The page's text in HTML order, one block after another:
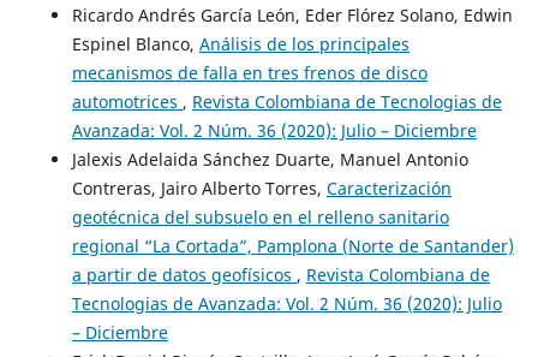
Ricardo Andrés García León, Eder Flórez Solano, Edwin
Espinel Blanco, Análisis de los principales
mecanismos de falla en tres frenos de disco
automotrices , Revista Colombiana de Tecnologias de
Avanzada: Vol. 2 Núm. 36 (2020): Julio – Diciembre
Jalexis Adelaida Sánchez Duarte, Manuel Antonio
Contreras, Jairo Alberto Torres, Caracterización
geotécnica del subsuelo en el relleno sanitario
regional “La Cortada”, Pamplona (Norte de Santander)
a partir de datos geofísicos , Revista Colombiana de
Tecnologias de Avanzada: Vol. 2 Núm. 36 (2020): Julio
– Diciembre